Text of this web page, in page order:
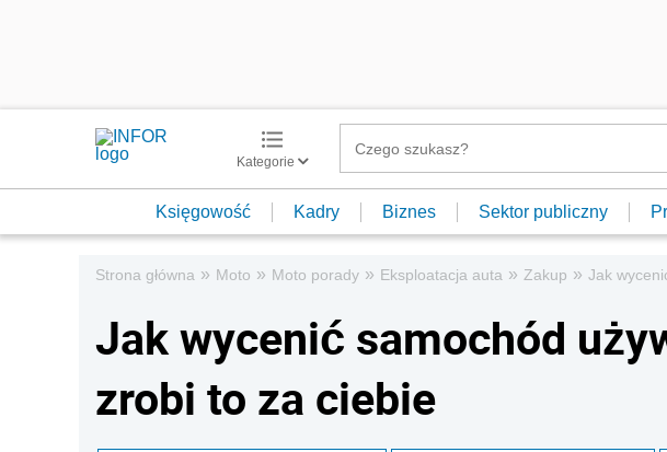
Kategorie
Księgowość Kadry Biznes Sektor publiczny
Strona główna » Moto » Moto porady » Eksploatacja auta » Zakup » Jak
Jak wycenić samochód
zrobi to za ciebie